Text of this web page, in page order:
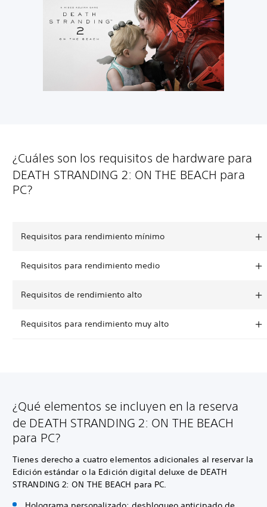
¿Cuáles son los requisitos de hardware para
DEATH STRANDING 2: ON THE BEACH para
PC?
Requisitos para rendimiento mínimo
Requisitos para rendimiento medio
Requisitos de rendimiento alto
Requisitos para rendimiento muy alto
¿Qué elementos se incluyen en la reserva
de DEATH STRANDING 2: ON THE BEACH
para PC?
Tienes derecho a cuatro elementos adicionales al reservar la
Edición estándar o la Edición digital deluxe de DEATH
STRANDING 2: ON THE BEACH para PC.